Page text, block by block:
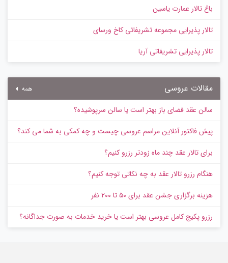
باغ تالار عمارت یاسین
تالار پذیرایی مجموعه تشریفاتی کاخ ورسای
تالار پذیرایی تشریفاتی آریا
مقالات عروسی همه
سالن عقد فضای باز بهتر است یا سالن سرپوشیده؟
پیش‌ فاکتور آنلاین مراسم عروسی چیست و چه کمکی به شما می کند؟
برای تالار عقد چند ماه زودتر رزرو کنیم؟
هنگام رزرو تالار عقد به چه نکاتی توجه کنیم؟
هزینه برگزاری جشن عقد برای ۵۰ تا ۲۰۰ نفر
رزرو پکیج کامل عروسی بهتر است یا خرید خدمات به‌ صورت جداگانه؟